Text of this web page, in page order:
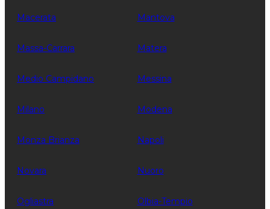
Macerata Mantova
Massa-Carrara Matera
Medio Campidano Messina
Milano Modena
Monza Brianza Napoli
Novara Nuoro
Ogliastra Olbia-Tempio